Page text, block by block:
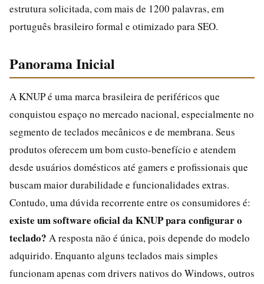
estrutura solicitada, com mais de 1200 palavras, em
português brasileiro formal e otimizado para SEO.
Panorama Inicial
A KNUP é uma marca brasileira de periféricos que
conquistou espaço no mercado nacional, especialmente no
segmento de teclados mecânicos e de membrana. Seus
produtos oferecem um bom custo-benefício e atendem
desde usuários domésticos até gamers e profissionais que
buscam maior durabilidade e funcionalidades extras.
Contudo, uma dúvida recorrente entre os consumidores é:
existe um software oficial da KNUP para configurar o
teclado? A resposta não é única, pois depende do modelo
adquirido. Enquanto alguns teclados mais simples
funcionam apenas com drivers nativos do Windows, outros